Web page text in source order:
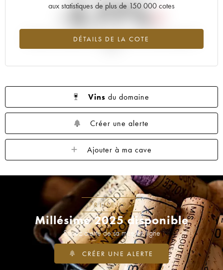
aux statistiques de plus de 150 000 cotes
DÉTAILS DE LA COTE
-2.77%
Tendance à la baisse du millésime 2006 en 2026 par rapport à
Vins du domaine
Créer une alerte
Ajouter à ma cave
PRIMEURS
Millésime 2025 disponible
Soyez alerté de sa mise en ligne
CRÉER UNE ALERTE